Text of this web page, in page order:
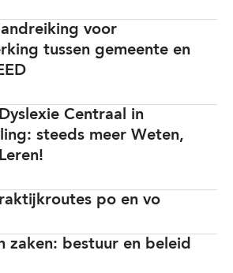
voor
tussen gemeente en
Centraal in
steeds meer Weten,
po en vo
zaken: bestuur en beleid